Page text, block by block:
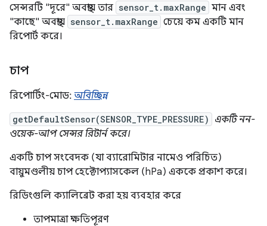
সেন্সরটি "দূরে" অবস্থায় তার sensor_t.maxRange মান এবং
"কাছে" অবস্থায় sensor_t.maxRange চেয়ে কম একটি মান
রিপোর্ট করে।
চাপ
রিপোর্টিং-মোড: অবিচ্ছিন্ন
getDefaultSensor(SENSOR_TYPE_PRESSURE)
একটি নন-
ওয়েক-আপ সেন্সর রিটার্ন করে।
একটি চাপ সংবেদক (যা ব্যারোমিটার নামেও পরিচিত)
বায়ুমণ্ডলীয় চাপ হেক্টোপ্যাসকেল (hPa) এককে প্রকাশ করে।
রিডিংগুলি ক্যালিব্রেট করা হয় ব্যবহার করে
তাপমাত্রা ক্ষতিপূরণ